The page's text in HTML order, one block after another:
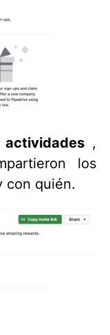
,
los
con quién.